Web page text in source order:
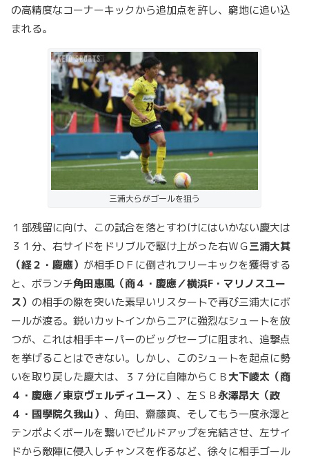
の高精度なコーナーキックから追加点を許し、窮地に追い込
まれる。
三浦大らがゴールを狙う
１部残留に向け、この試合を落とすわけにはいかない慶大は
３１分、右サイドをドリブルで駆け上がった右ＷＧ三浦大其
（経２・慶應） が相手ＤＦに倒されフリーキックを獲得する
と、ボランチ角田惠風（商４・慶應／横浜F・マリノスユー
ス） の相手の隙を突いた素早いリスタートで再び三浦大にボ
ールが渡る。鋭いカットインからニアに強烈なシュートを放
つが、これは相手キーパーのビッグセーブに阻まれ、追撃点
を挙げることはできない。しかし、このシュートを起点に勢
いを取り戻した慶大は、３７分に自陣からＣＢ大下崚太（商
４・慶應／東京ヴェルディユース） 、左ＳＢ永澤昂大（政
４・國學院久我山） 、角田、齋藤真、そしてもう一度永澤と
テンポよくボールを繋いでビルドアップを完結させ、左サイ
ドから敵陣に侵入しチャンスを作るなど、徐々に相手ゴール